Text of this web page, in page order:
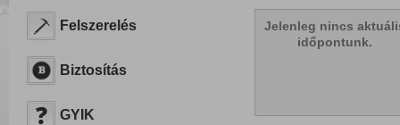
Felszerelés
Biztosítás
GYIK
Jelenleg nincs
időpontunk.